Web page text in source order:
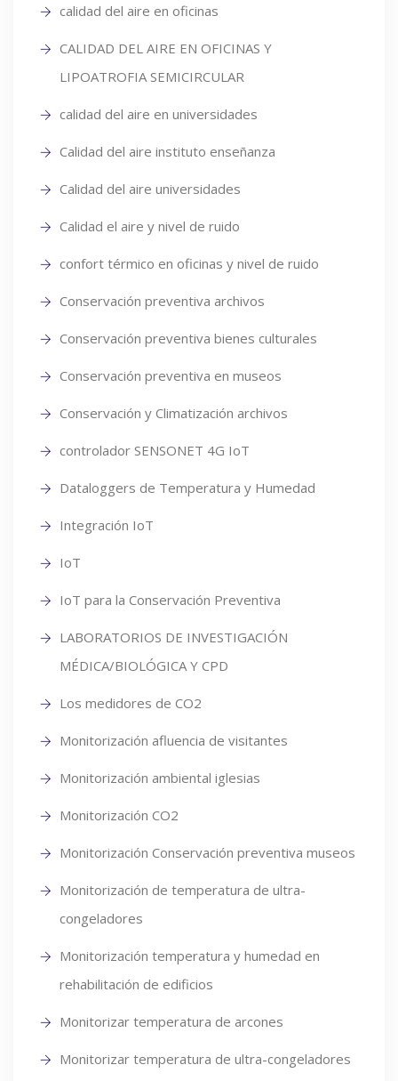
calidad del aire en oficinas
CALIDAD DEL AIRE EN OFICINAS Y
LIPOATROFIA SEMICIRCULAR
calidad del aire en universidades
Calidad del aire instituto enseñanza
Calidad del aire universidades
Calidad el aire y nivel de ruido
confort térmico en oficinas y nivel de ruido
Conservación preventiva archivos
Conservación preventiva bienes culturales
Conservación preventiva en museos
Conservación y Climatización archivos
controlador SENSONET 4G IoT
Dataloggers de Temperatura y Humedad
Integración IoT
IoT
IoT para la Conservación Preventiva
LABORATORIOS DE INVESTIGACIÓN
MÉDICA/BIOLÓGICA Y CPD
Los medidores de CO2
Monitorización afluencia de visitantes
Monitorización ambiental iglesias
Monitorización CO2
Monitorización Conservación preventiva museos
Monitorización de temperatura de ultra-
congeladores
Monitorización temperatura y humedad en
rehabilitación de edificios
Monitorizar temperatura de arcones
Monitorizar temperatura de ultra-congeladores